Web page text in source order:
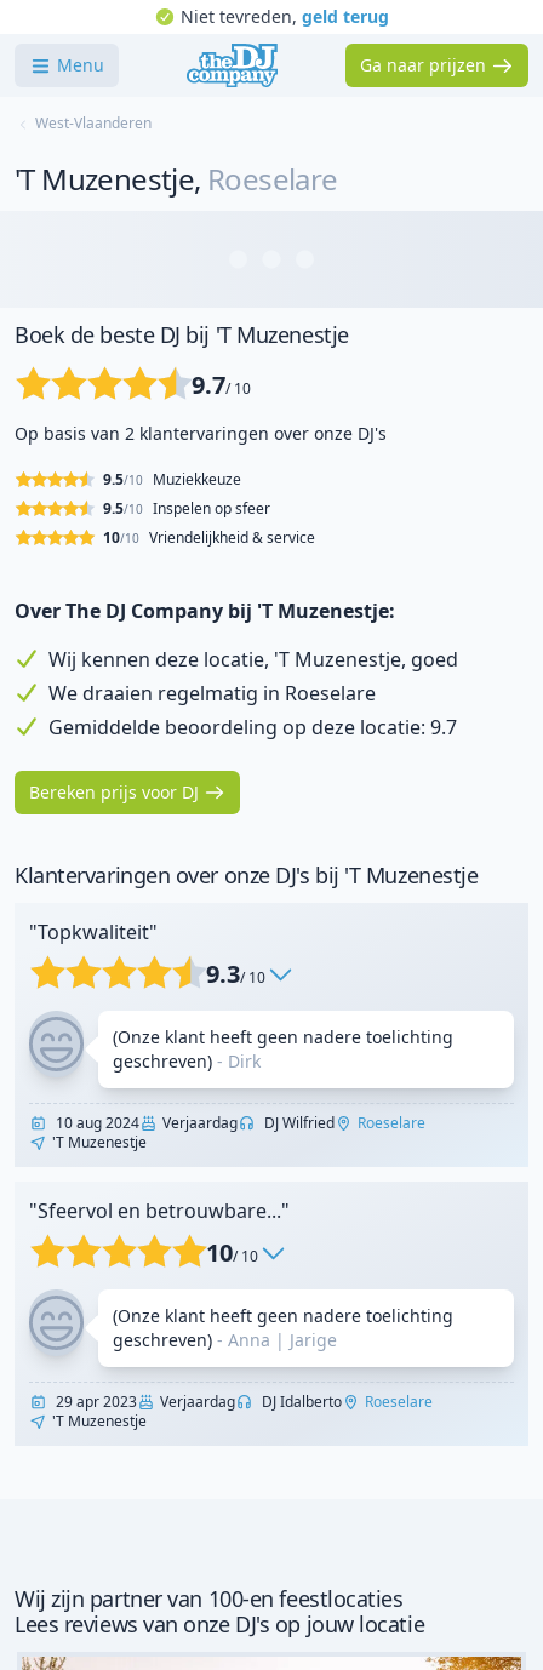
Niet tevreden, geld terug
Menu Ga naar prijzen
West-Vlaanderen
'T Muzenestje, Roeselare
Boek de beste DJ bij 'T Muzenestje
9.7/ 10
Op basis van 2 klantervaringen over onze DJ's
Muziekkeuze
9.5/10
Inspelen op sfeer
9.5/10
Vriendelijkheid & service
10/10
Over The DJ Company bij 'T Muzenestje:
Wij kennen deze locatie, 'T Muzenestje, goed
We draaien regelmatig in Roeselare
Gemiddelde beoordeling op deze locatie: 9.7
Bereken prijs voor DJ
Klantervaringen over onze DJ's bij 'T Muzenestje
"Topkwaliteit"
9.3/ 10
(Onze klant heeft geen nadere toelichting
geschreven) - Dirk
10 aug 2024 Verjaardag DJ Wilfried
Roeselare
'T Muzenestje
"Sfeervol en betrouwbare..."
10/ 10
(Onze klant heeft geen nadere toelichting
geschreven) - Anna | Jarige
29 apr 2023 Verjaardag DJ Idalberto
Roeselare
'T Muzenestje
Wij zijn partner van 100-en feestlocaties
Lees reviews van onze DJ's op jouw locatie